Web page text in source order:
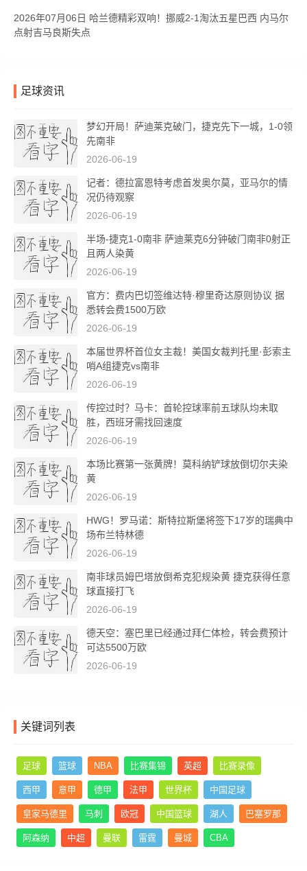
2026年07月06日 哈兰德精彩双响！挪威2-1淘汰五星巴西 内马尔
点射吉马良斯失点
足球资讯
梦幻开局！萨迪莱克破门，捷克先下一城，1-0领
先南非
2026-06-19
记者：德拉富恩特考虑首发奥尔莫，亚马尔的情
况仍待观察
2026-06-19
半场-捷克1-0南非 萨迪莱克6分钟破门南非0射正
且两人染黄
2026-06-19
官方：费内巴切签维达特·穆里奇达原则协议 据
悉转会费1500万欧
2026-06-19
本届世界杯首位女主裁！美国女裁判托里·彭索主
哨A组捷克vs南非
2026-06-19
传控过时？马卡：首轮控球率前五球队均未取
胜，西班牙需找回速度
2026-06-19
本场比赛第一张黄牌！莫科纳铲球放倒切尔夫染
黄
2026-06-19
HWG！罗马诺：斯特拉斯堡将签下17岁的瑞典中
场布兰特林德
2026-06-19
南非球员姆巴塔放倒希克犯规染黄 捷克获得任意
球直接打飞
2026-06-19
德天空：塞巴里已经通过拜仁体检，转会费预计
可达5500万欧
2026-06-19
关键词列表
足球 篮球 NBA 比赛集锦 英超 比赛录像
西甲 意甲 德甲 法甲 世界杯 中国足球
皇家马德里 马刺 欧冠 中国篮球 湖人 巴塞罗那
阿森纳 中超 曼联 雷霆 曼城 CBA